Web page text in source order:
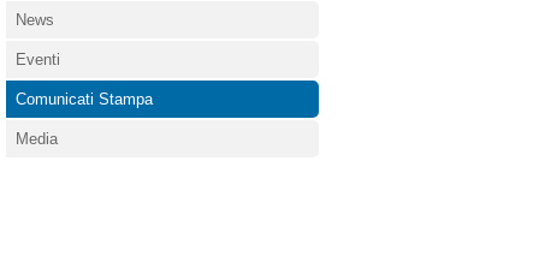
News
Eventi
Comunicati Stampa
Media